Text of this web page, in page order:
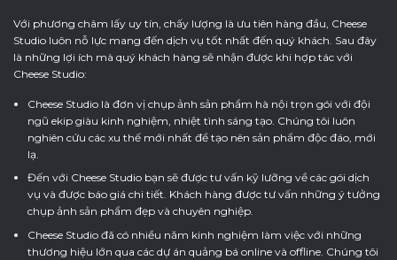
Với phương châm lấy uy tín, chấy lượng là ưu tiên hàng đầu, Cheese
Studio luôn nỗ lực mang đến dịch vụ tốt nhất đến quý khách. Sau đây
là những lợi ích mà quý khách hàng sẽ nhận được khi hợp tác với
Cheese Studio:
Cheese Studio là đơn vị chụp ảnh sản phẩm hà nội trọn gói với đội
ngũ ekip giàu kinh nghiệm, nhiệt tình sáng tạo. Chúng tôi luôn
nghiên cứu các xu thế mới nhất để tạo nên sản phẩm độc đáo, mới
lạ.
Đến với Cheese Studio bạn sẽ được tư vấn kỹ lưỡng về các gói dịch
vụ và được báo giá chi tiết. Khách hàng được tư vấn những ý tưởng
chụp ảnh sản phẩm đẹp và chuyên nghiệp.
Cheese Studio đã có nhiều năm kinh nghiệm làm việc với những
thương hiệu lớn qua các dự án quảng bá online và offline. Chúng tôi